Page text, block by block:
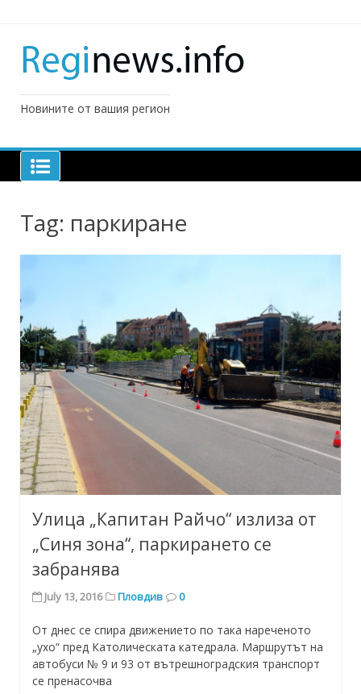
Новините от вашия регион
Tag: паркиране
Улица „Капитан Райчо“ излиза от
„Синя зона“, паркирането се
забранява
July 13, 2016 Пловдив 0
От днес се спира движението по така нареченото
„ухо“ пред Католическата катедрала. Маршрутът на
автобуси № 9 и 93 от вътрешноградския транспорт
се пренасочва